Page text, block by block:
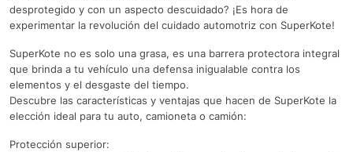
desprotegido y con un aspecto descuidado? ¡Es hora de
experimentar la revolución del cuidado automotriz con SuperKote!
SuperKote no es solo una grasa, es una barrera protectora integral
que brinda a tu vehículo una defensa inigualable contra los
elementos y el desgaste del tiempo.
Descubre las características y ventajas que hacen de SuperKote la
elección ideal para tu auto, camioneta o camión:
Protección superior: